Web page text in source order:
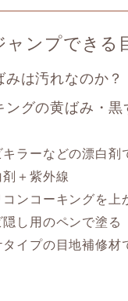
ャンプできる
みは汚れなのか？
ングの黄ばみ・黒
ラーなどの漂白剤
＋紫外線
ンコーキングを上
し用のペンで塗る
イプの目地補修材